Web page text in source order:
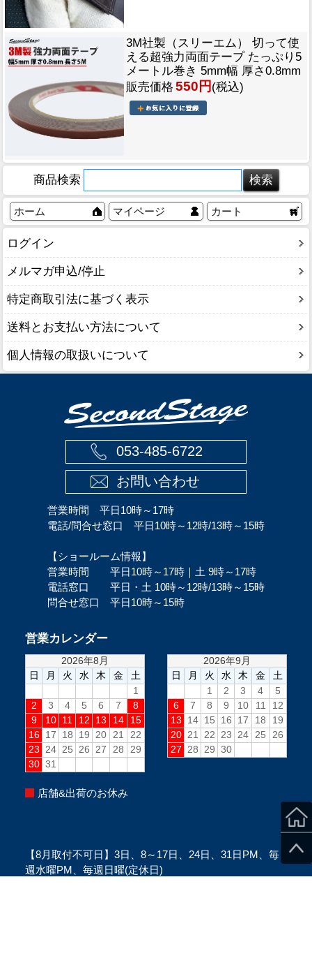
3M社製（スリーエム） 切って使
える超強力両面テープ たっぷり5
メートル巻き 5mm幅 厚さ0.8mm
販売価格 550円 (税込)
商品検索
ホーム マイページ カート
ログイン
メルマガ申込/停止
特定商取引法に基づく表示
送料とお支払い方法について
個人情報の取扱いについて
053-485-6722
お問い合わせ
営業時間 平日10時～17時
電話/問合せ窓口 平日10時～12時/13時～15時
【ショールーム情報】
営業時間 平日10時～17時｜土 9時～17時
電話窓口 平日・土 10時～12時/13時～15時
問合せ窓口 平日10時～15時
営業カレンダー
店舗&出荷のお休み
【8月取付不可日】3日、8～17日、24日、31日PM、毎
週水曜PM、毎週日曜(定休日)